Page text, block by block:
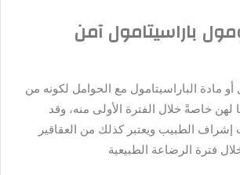
باراسيتامول آمن
مادة الباراسيتامول مع الحوامل لكونه من
لهن خاصةً خلال الفترة الأولى منه، وقد
إشراف الطبيب ويعتبر كذلك من العقاقير
فترة الرضاعة الطبيعية